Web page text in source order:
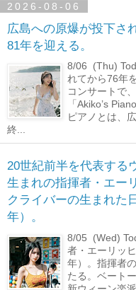
2026-08-06
広島への原爆が投下さ
81年を迎える。
8/06 (Thu)
れてから76年
コンサートで
「Akiko’s
ピアノとは、
終...
20世紀前半を代表する
生まれの指揮者・エー
クライバーの生まれた
年）。
8/05 (Wed)
者・エーリッ
年）。指揮者
たる。ベート